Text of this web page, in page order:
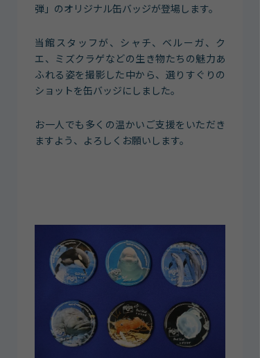
弾」のオリジナル缶バッジが登場します。
当館スタッフが、シャチ、ベルーガ、ク
エ、ミズクラゲなどの生き物たちの魅力あ
ふれる姿を撮影した中から、選りすぐりの
ショットを缶バッジにしました。
お一人でも多くの温かいご支援をいただき
ますよう、よろしくお願いします。